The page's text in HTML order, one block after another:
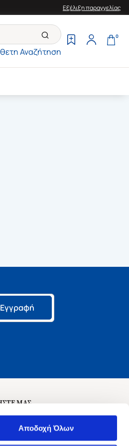
Αποδοχή Όλων
Εξέλιξη παραγγελίας
Αναζήτηση
0
Εγγραφή
ΜΑΣ